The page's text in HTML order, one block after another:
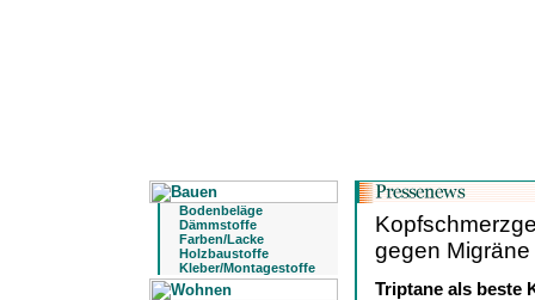
Bodenbeläge
Dämmstoffe
Farben/Lacke
Holzbaustoffe
Kleber/Montagestoffe
gegen Migräne
Triptane als beste